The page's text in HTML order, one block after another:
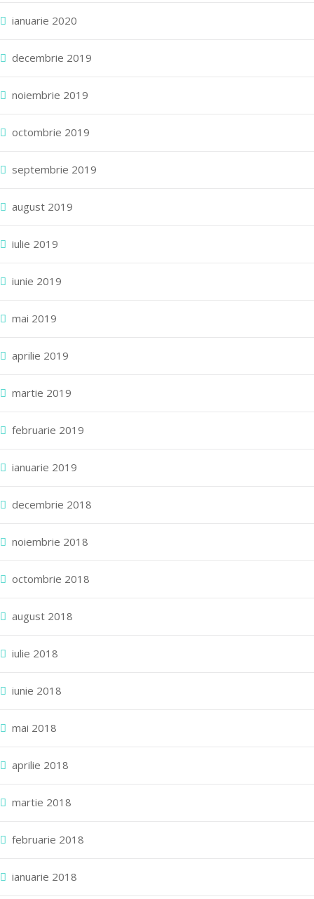
ianuarie 2020
decembrie 2019
noiembrie 2019
octombrie 2019
septembrie 2019
august 2019
iulie 2019
iunie 2019
mai 2019
aprilie 2019
martie 2019
februarie 2019
ianuarie 2019
decembrie 2018
noiembrie 2018
octombrie 2018
august 2018
iulie 2018
iunie 2018
mai 2018
aprilie 2018
martie 2018
februarie 2018
ianuarie 2018